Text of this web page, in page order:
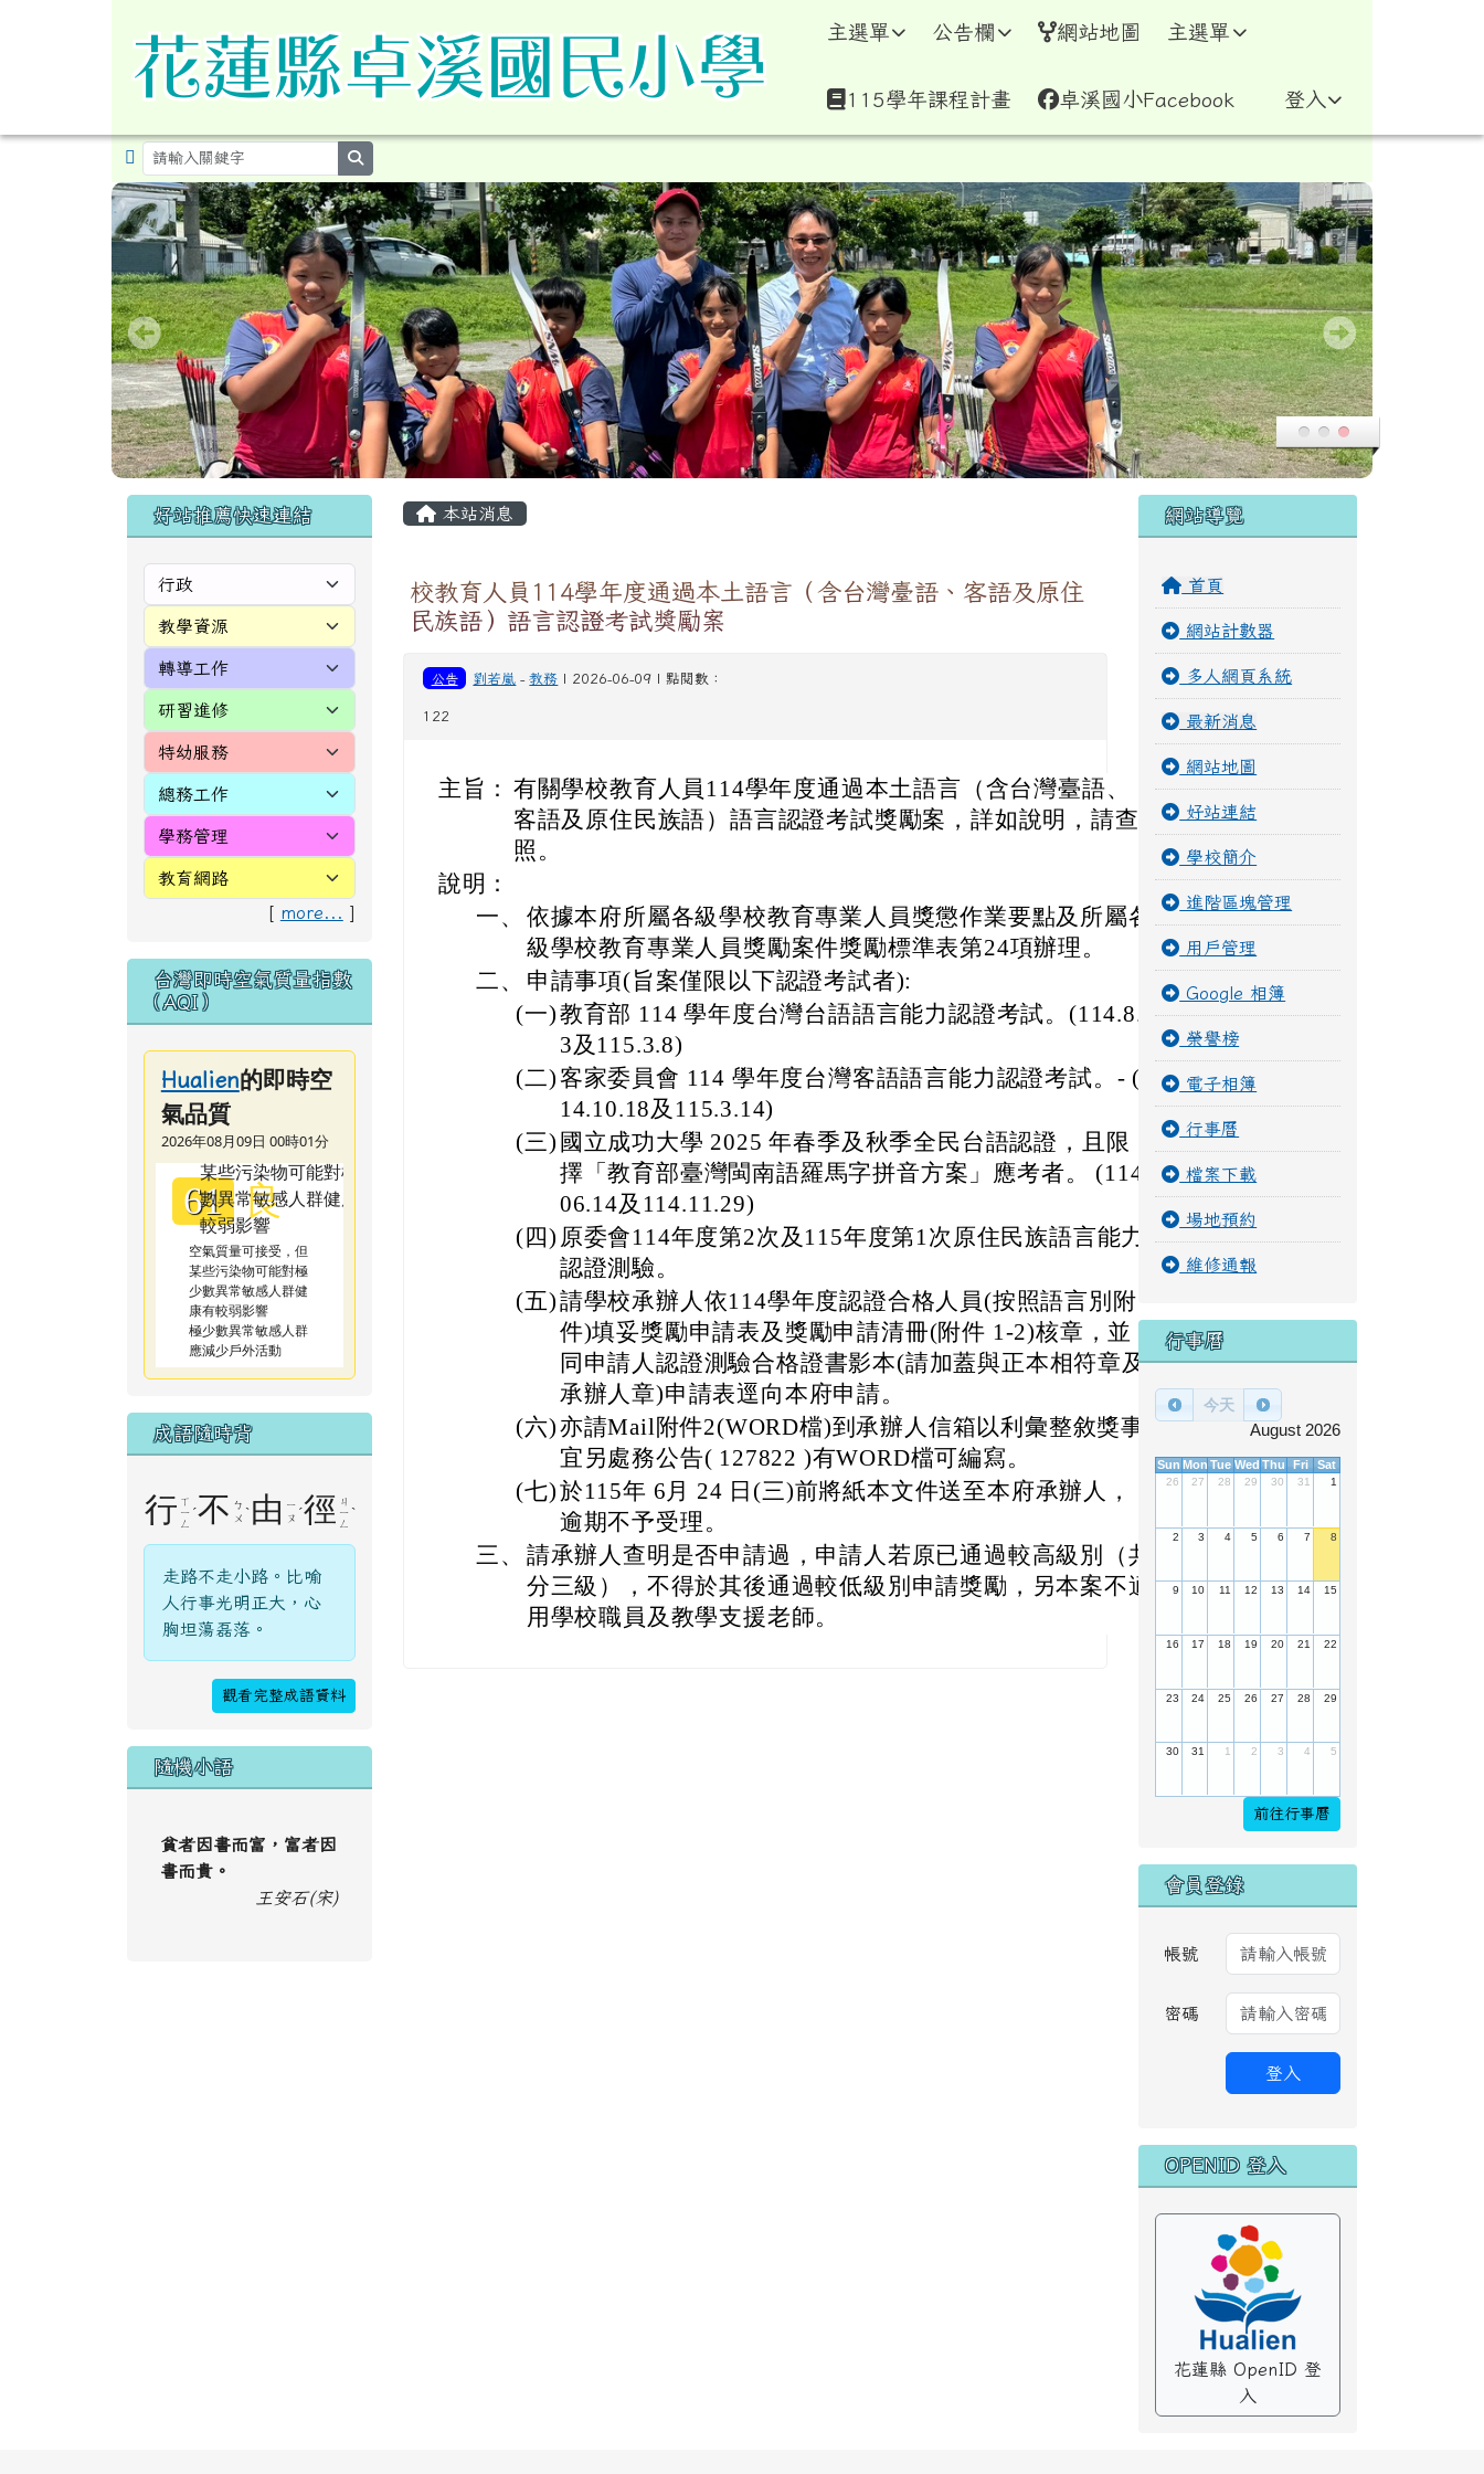
花蓮縣卓溪鄉卓溪國民小學暨附設幼兒園全球資訊網
主選單 公告欄 網站地圖 主選單
115學年課程計畫 卓溪國小Facebook 登入
左邊區域內容
好站推薦快速連結
[ more... ]
台灣即時空氣質量指數
（AQI）
Hualien的即時空
氣品質
2026年08月09日 00時01分
61 良
空氣質量可接受，但
某些污染物可能對極
少數異常敏感人群健
康有較弱影響
極少數異常敏感人群
應減少戶外活動
成語隨時背
行 ㄒ
ㄧ
ㄥ
ˊ不 ㄅ
ㄨ ˋ 由 ㄧ
ㄡ ˊ徑 ㄐ
ㄧ
ㄥ
ˋ
走路不走小路。比喻
人行事光明正大，心
胸坦蕩磊落。
觀看完整成語資料
隨機小語
貧者因書而富，富者因
書而貴。
王安石(宋)
主內容區域
本站消息
校教育人員114學年度通過本土語言（含台灣臺語、客語及原住
民族語）語言認證考試獎勵案
公告 劉若嵐 -教務 | 2026-06-09 | 點閱數：
122
主旨： 有關學校教育人員114學年度通過本土語言（含台灣臺語、
客語及原住民族語）語言認證考試獎勵案，詳如說明，請查
照。
說明：
一、 依據本府所屬各級學校教育專業人員獎懲作業要點及所屬各
級學校教育專業人員獎勵案件獎勵標準表第24項辦理。
二、
申請事項(旨案僅限以下認證考試者):
(一)教育部 114 學年度台灣台語語言能力認證考試。(114.8.
3及115.3.8)
(二)客家委員會 114 學年度台灣客語語言能力認證考試。- (1
14.10.18及115.3.14)
(三) 國立成功大學 2025 年春季及秋季全民台語認證，且限
擇「教育部臺灣閩南語羅馬字拼音方案」應考者。 (114.
06.14及114.11.29)
(四) 原委會114年度第2次及115年度第1次原住民族語言能力
認證測驗。
(五)請學校承辦人依114學年度認證合格人員(按照語言別附
件)填妥獎勵申請表及獎勵申請清冊(附件 1-2)核章，並
同申請人認證測驗合格證書影本(請加蓋與正本相符章及
承辦人章)申請表逕向本府申請。
(六)亦請Mail附件2(WORD檔)到承辦人信箱以利彙整敘獎事
宜另處務公告( 127822 )有WORD檔可編寫。
(七)於115年 6月 24 日(三)前將紙本文件送至本府承辦人，
逾期不予受理。
三、 請承辦人查明是否申請過，申請人若原已通過較高級別（共
分三級），不得於其後通過較低級別申請獎勵，另本案不適
用學校職員及教學支援老師。
右邊區域內容
網站導覽
首頁
網站計數器
多人網頁系統
最新消息
網站地圖
好站連結
學校簡介
進階區塊管理
用戶管理
Google 相簿
榮譽榜
電子相簿
行事曆
檔案下載
場地預約
維修通報
行事曆
今天
August 2026
Sun Mon Tue Wed Thu Fri Sat
26 27 28 29 30 31 1
2 3 4 5 6 7 8
9 10 11 12 13 14 15
16 17 18 19 20 21 22
23 24 25 26 27 28 29
30 31 1 2 3 4 5
前往行事曆
會員登錄
帳號
密碼
登入
OPENID 登入
花蓮縣 OpenID 登
入
頁尾區域